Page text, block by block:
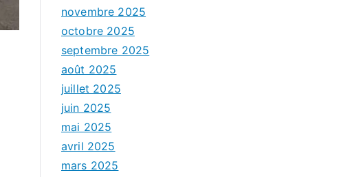
novembre 2025
octobre 2025
septembre 2025
août 2025
juillet 2025
juin 2025
mai 2025
avril 2025
mars 2025